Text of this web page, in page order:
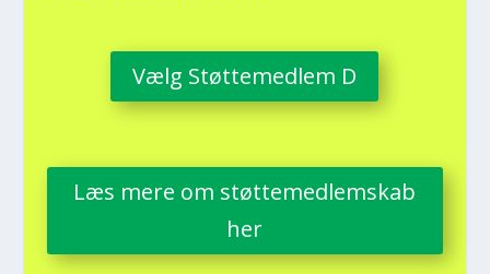
Vælg Støt­te­med­lem D
Læs mere om støt­te­med­lem­skab
her